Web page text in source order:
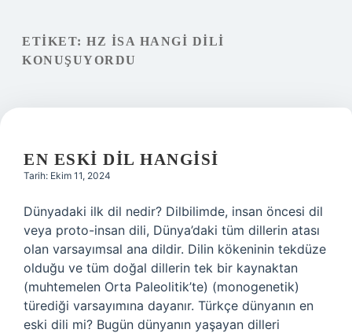
Yasal Uyarı
ETIKET: HZ İSA HANGI DILI
KONUŞUYORDU
EN ESKI DIL HANGISI
Tarih: Ekim 11, 2024
Dünyadaki ilk dil nedir? Dilbilimde, insan öncesi dil
veya proto-insan dili, Dünya’daki tüm dillerin atası
olan varsayımsal ana dildir. Dilin kökeninin tekdüze
olduğu ve tüm doğal dillerin tek bir kaynaktan
(muhtemelen Orta Paleolitik’te) (monogenetik)
türediği varsayımına dayanır. Türkçe dünyanın en
eski dili mi? Bugün dünyanın yaşayan dilleri